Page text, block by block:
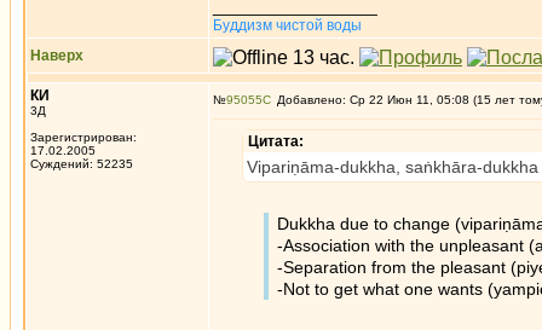
Буддизм чистой воды
Наверх
КИ
3Д
Зарегистрирован:
17.02.2005
Суждений: 52235
№95055 Добавлено: Ср 22 Июн 11, 05:08 (15 лет
Цитата:
Vipariṇāma-dukkha, saṅkhāra-dukkha
Dukkha due to change
-Association with the unpleasant
-Separation from the pleasant
-Not to get what one wants